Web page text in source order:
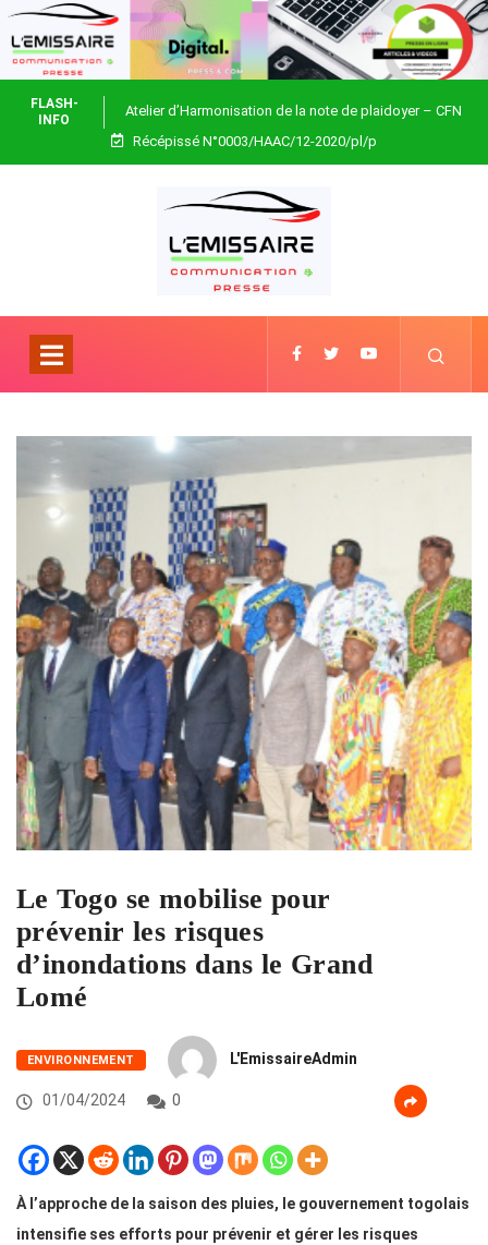
FLASH-
INFO
Atelier d’Harmonisation de la note de plaidoyer – CFN
Togo
Récépissé N°0003/HAAC/12-2020/pl/p
Le Togo se mobilise pour
prévenir les risques
d’inondations dans le Grand
Lomé
ENVIRONNEMENT L'EmissaireAdmin
01/04/2024 0
À l’approche de la saison des pluies, le gouvernement togolais
intensifie ses efforts pour prévenir et gérer les risques